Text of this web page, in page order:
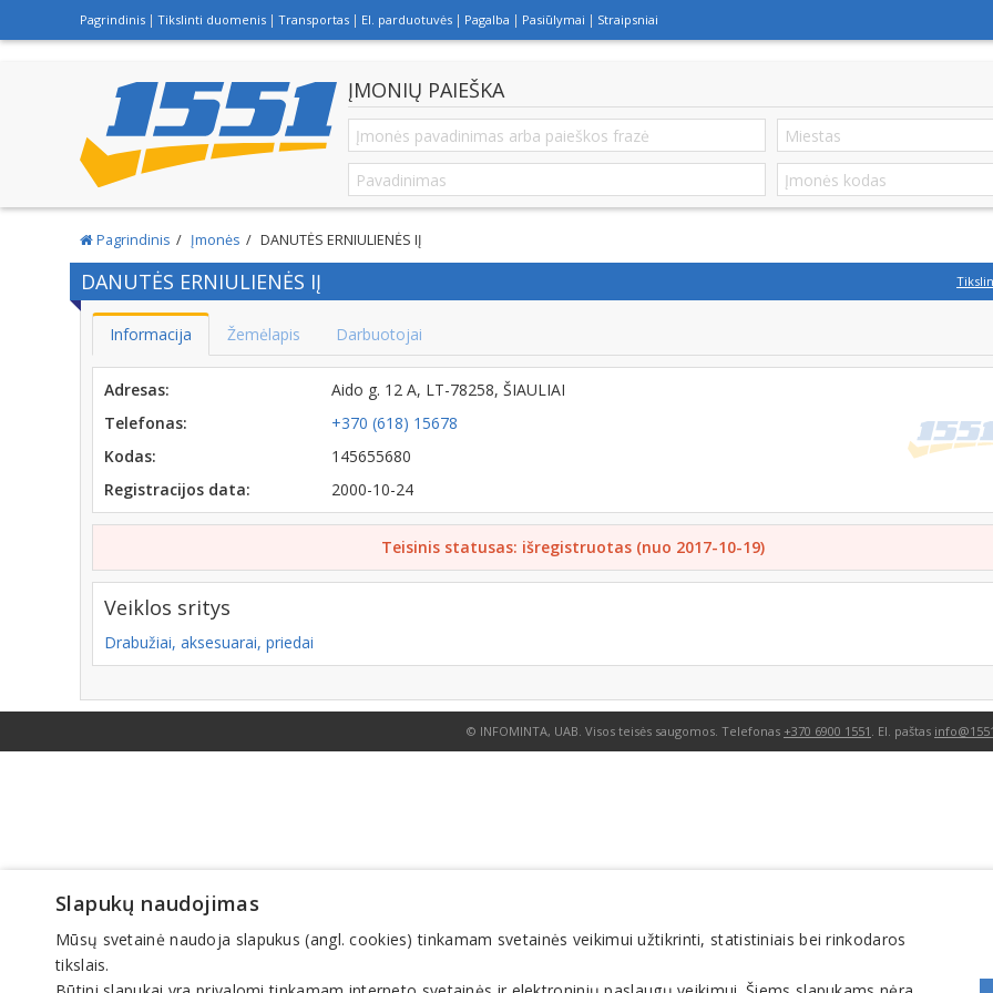
Pagrindinis Tikslinti duomenis Transportas El. parduotuvės Pagalba Pasiūlymai Straipsniai
ĮMONIŲ PAIEŠKA
Pagrindinis Įmonės DANUTĖS ERNIULIENĖS IĮ
DANUTĖS ERNIULIENĖS IĮ
Informacija Žemėlapis Darbuotojai
Adresas:
Aido g. 12 A, LT-78258, ŠIAULIAI
Telefonas:
+370 (618) 15678
Kodas:
145655680
Registracijos data:
2000-10-24
Teisinis statusas: išregistruotas (nuo 2017-10-19)
Veiklos sritys
Drabužiai, aksesuarai, priedai
© INFOMINTA, UAB. Visos teisės saugomos. Telefonas +370 6900 1551 . El. paštas
Slapukų naudojimas
Mūsų svetainė naudoja slapukus (angl. cookies) tinkamam svetainės veikimui užtikrinti, statistiniais bei rinkodaros
tikslais.